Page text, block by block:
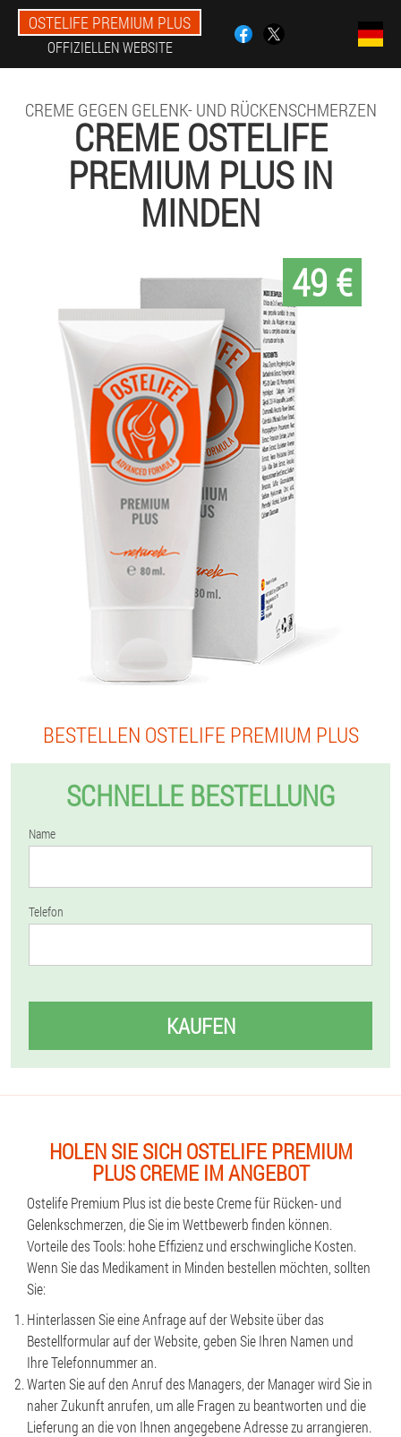
OSTELIFE PREMIUM PLUS
OFFIZIELLEN WEBSITE
CREME GEGEN GELENK- UND RÜCKENSCHMERZEN
CREME OSTELIFE
PREMIUM PLUS IN
MINDEN
49 €
BESTELLEN OSTELIFE PREMIUM PLUS
SCHNELLE BESTELLUNG
Name
Telefon
KAUFEN
HOLEN SIE SICH OSTELIFE PREMIUM
PLUS CREME IM ANGEBOT
Ostelife Premium Plus ist die beste Creme für Rücken- und
Gelenkschmerzen, die Sie im Wettbewerb finden können.
Vorteile des Tools: hohe Effizienz und erschwingliche Kosten.
Wenn Sie das Medikament in Minden bestellen möchten, sollten
Sie:
Hinterlassen Sie eine Anfrage auf der Website über das
Bestellformular auf der Website, geben Sie Ihren Namen und
Ihre Telefonnummer an.
Warten Sie auf den Anruf des Managers, der Manager wird Sie in
naher Zukunft anrufen, um alle Fragen zu beantworten und die
Lieferung an die von Ihnen angegebene Adresse zu arrangieren.